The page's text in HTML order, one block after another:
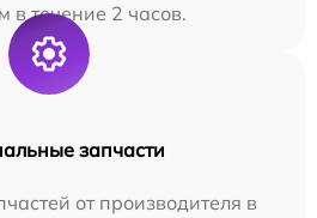
в течение 2 часов.
запчасти
от производителя в